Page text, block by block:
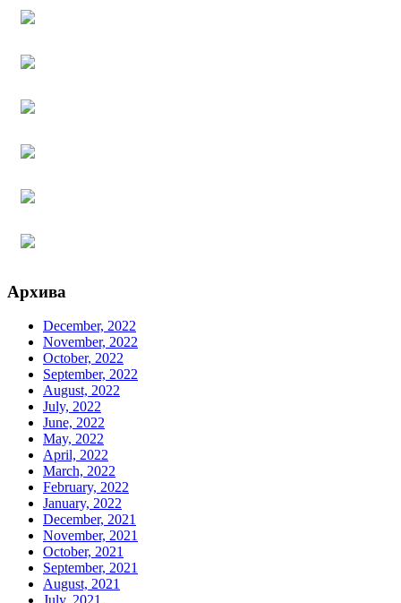
Архива
December, 2022
November, 2022
October, 2022
September, 2022
August, 2022
July, 2022
June, 2022
May, 2022
April, 2022
March, 2022
February, 2022
January, 2022
December, 2021
November, 2021
October, 2021
September, 2021
August, 2021